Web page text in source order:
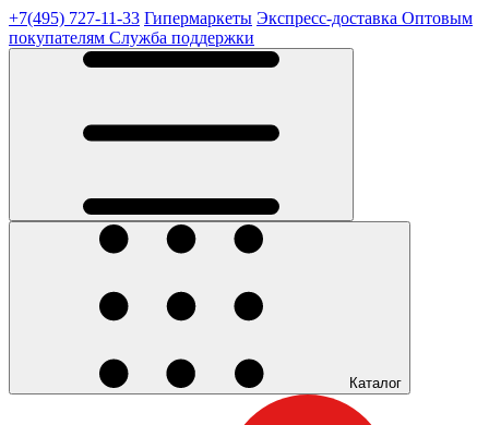
+7(495) 727-11-33 Гипермаркеты Экспресс-доставка Оптовым
покупателям Служба поддержки
Каталог